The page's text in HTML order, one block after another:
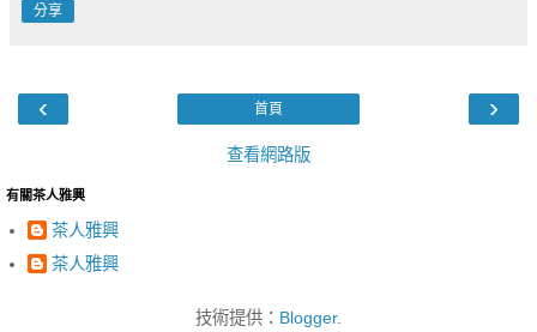
分享
‹ ›
首頁
查看網路版
有關茶人雅興
茶人雅興
茶人雅興
技術提供： Blogger.